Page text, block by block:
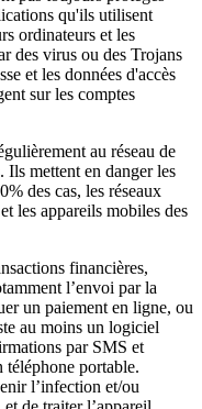
qu'ils utilisent
ordinateurs et les
des virus ou des Trojans
et les données d'accès
sur les comptes
au réseau de
Ils mettent en danger les
des cas, les réseaux
les appareils mobiles des
financières,
l’envoi par la
un paiement en ligne, ou
au moins un logiciel
par SMS et
téléphone portable.
l’infection et/ou